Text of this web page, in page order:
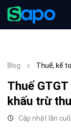
Blog Thuế, kế
Thuế
khấu trừ
Cập nhật lần